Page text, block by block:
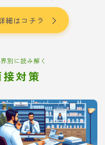
細はコチラ
別に読み解く
対策